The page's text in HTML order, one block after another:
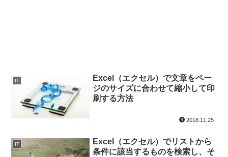
IT
Excel（エクセル）で文章をペー
ジのサイズに合わせて縮小して印
刷する方法
2018.11.25
IT
Excel（エクセル）でリストから
条件に該当するものを検索し、そ